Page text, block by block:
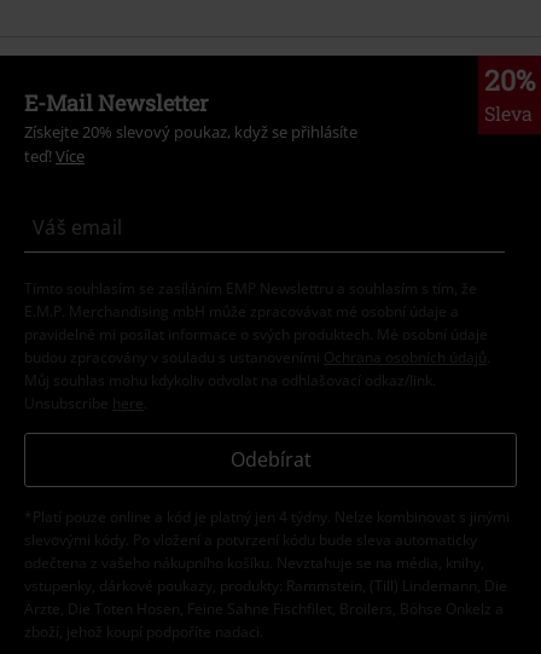
20%
Sleva
E-Mail Newsletter
Získejte 20% slevový poukaz, když se přihlásíte
teď! Více
Tímto souhlasím se zasíláním EMP Newslettru a souhlasím s tím, že
E.M.P. Merchandising mbH může zpracovávat mé osobní údaje a
pravidelně mi posílat informace o svých produktech. Mé osobní údaje
budou zpracovány v souladu s ustanoveními
Ochrana osobních údajů
Můj souhlas mohu kdykoliv odvolat na odhlašovací odkaz/link.
Unsubscribe here
Odebírat
*Platí pouze online a kód je platný jen 4 týdny. Nelze kombinovat s jinými
slevovými kódy. Po vložení a potvrzení kódu bude sleva automaticky
odečtena z vašeho nákupního košíku. Nevztahuje se na média, knihy,
vstupenky, dárkové poukazy, produkty: Rammstein, (Till) Lindemann, Die
Ärzte, Die Toten Hosen, Feine Sahne Fischfilet, Broilers, Böhse Onkelz a
zboží, jehož koupí podpoříte nadaci.